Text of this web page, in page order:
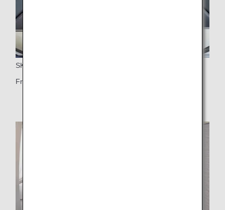
SKJUTDÖRR
Fristående säte med dörr